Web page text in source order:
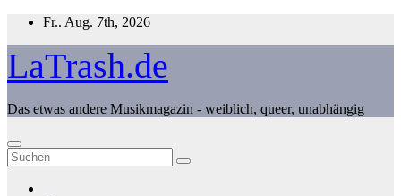
Zum
springen
Fr.. Aug. 7th, 2026
LaTrash.de
Das etwas andere Musikmagazin - weiblich, queer, unabhängig